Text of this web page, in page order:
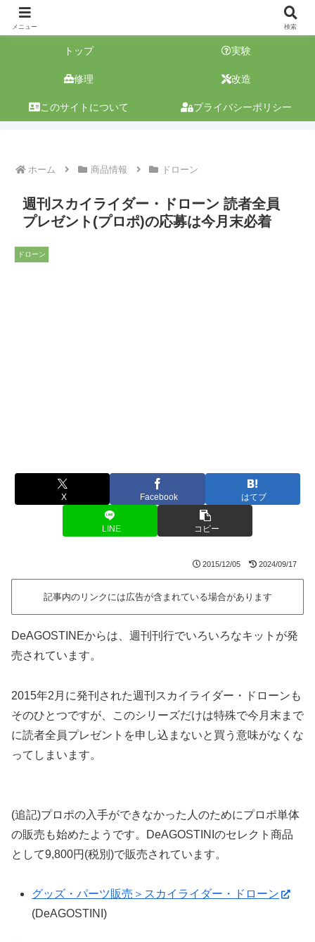
トップ 実験
修理 改造
このサイトについて プライバシーポリシー
ホーム 商品情報 ドローン
週刊スカイライダー・ドローン 読者全員
プレゼント(プロポ)の応募は今月末必着
ドローン
X Facebook はてブ
LINE コピー
2015/12/05 2024/09/17
記事内のリンクには広告が含まれている場合があります
DeAGOSTINEからは、週刊刊行でいろいろなキットが発
売されています。
2015年2月に発刊された週刊スカイライダー・ドローンも
そのひとつですが、このシリーズだけは特殊で今月末まで
に読者全員プレゼントを申し込まないと買う意味がなくな
ってしまいます。
(追記)プロポの入手ができなかった人のためにプロポ単体
の販売も始めたようです。DeAGOSTINIのセレクト商品
として9,800円(税別)で販売されています。
グッズ・パーツ販売＞スカイライダー・ドローン
(DeAGOSTINI)
メニュー 検索